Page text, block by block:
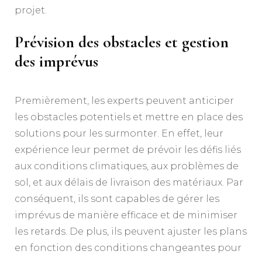
projet.
Prévision des obstacles et gestion
des imprévus
Premièrement, les experts peuvent anticiper
les obstacles potentiels et mettre en place des
solutions pour les surmonter. En effet, leur
expérience leur permet de prévoir les défis liés
aux conditions climatiques, aux problèmes de
sol, et aux délais de livraison des matériaux. Par
conséquent, ils sont capables de gérer les
imprévus de manière efficace et de minimiser
les retards. De plus, ils peuvent ajuster les plans
en fonction des conditions changeantes pour